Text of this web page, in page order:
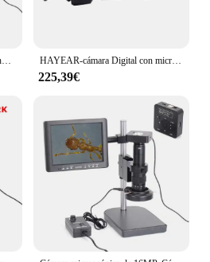
HAYEAR-cámara Digital con microscopio USB HDMI de 16MP, lente de montaje en C de 180X, 8 pulgadas, LCD HD, 60 luces LED para soldadura de teléfono de reparación de PCB
225,39€